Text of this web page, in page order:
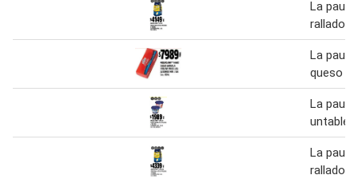
La
rallado
La
queso
La
untable
La
rallado